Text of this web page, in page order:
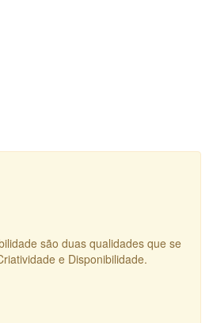
são duas qualidades que se
e Disponibilidade.